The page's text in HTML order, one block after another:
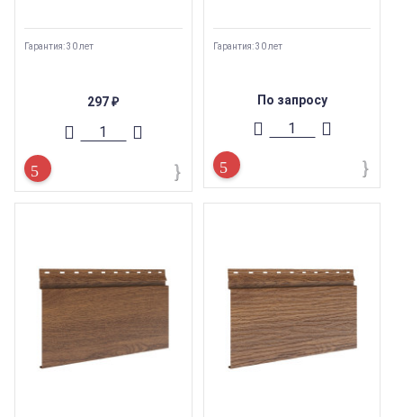
Гарантия: 30 лет
297₽
Гарантия: 30 лет
По запросу